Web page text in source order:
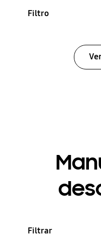
Filtro
Filtrar